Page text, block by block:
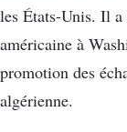
les États-Unis. Il
américaine à
promotion des
algérienne.